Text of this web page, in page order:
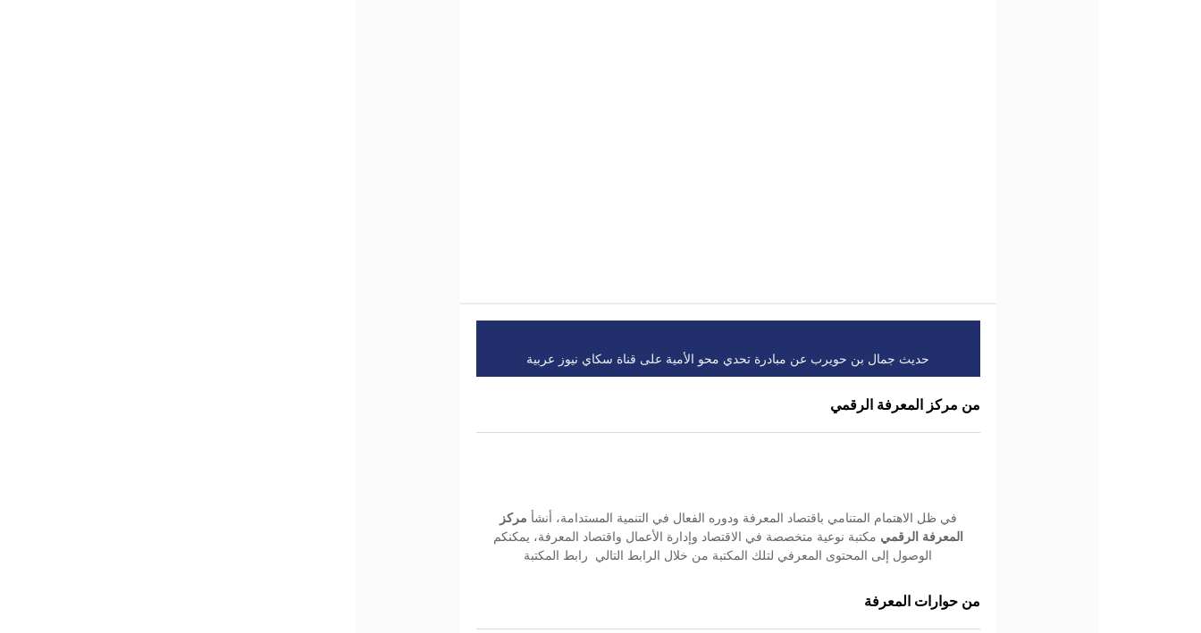
حديث جمال بن حويرب عن مبادرة تحدي محو الأمية على قناة سكاي نيوز عربية
من مركز المعرفة الرقمي
في ظل الاهتمام المتنامي باقتصاد المعرفة ودوره الفعال في التنمية المستدامة، أنشأ مركز
المعرفة الرقمي مكتبة نوعية متخصصة في الاقتصاد وإدارة الأعمال واقتصاد المعرفة، يمكنكم
الوصول إلى المحتوى المعرفي لتلك المكتبة من خلال الرابط التالي رابط المكتبة
من حوارات المعرفة